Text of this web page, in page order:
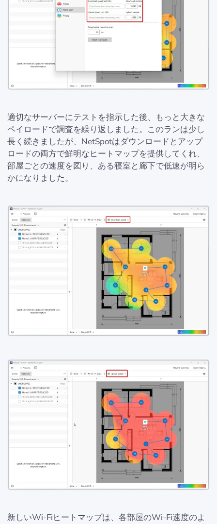
適切なサーバーにテストを指示した後、もっと大きな
ペイロードで調査を繰り返しました。このランは少し
長く続きましたが、NetSpotはダウンロードとアップ
ロードの両方で鮮明なヒートマップを提供してくれ、
部屋ごとの速度を図り、ある寝室と廊下で低速が明ら
かになりました。
新しいWi-Fiヒートマップは、各部屋のWi-Fi速度のよ